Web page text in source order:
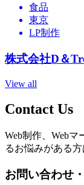
食品
東京
LP制作
株式会社D＆
View all
Contact Us
Web制作、Web
るお悩みがある
お問い合わせ